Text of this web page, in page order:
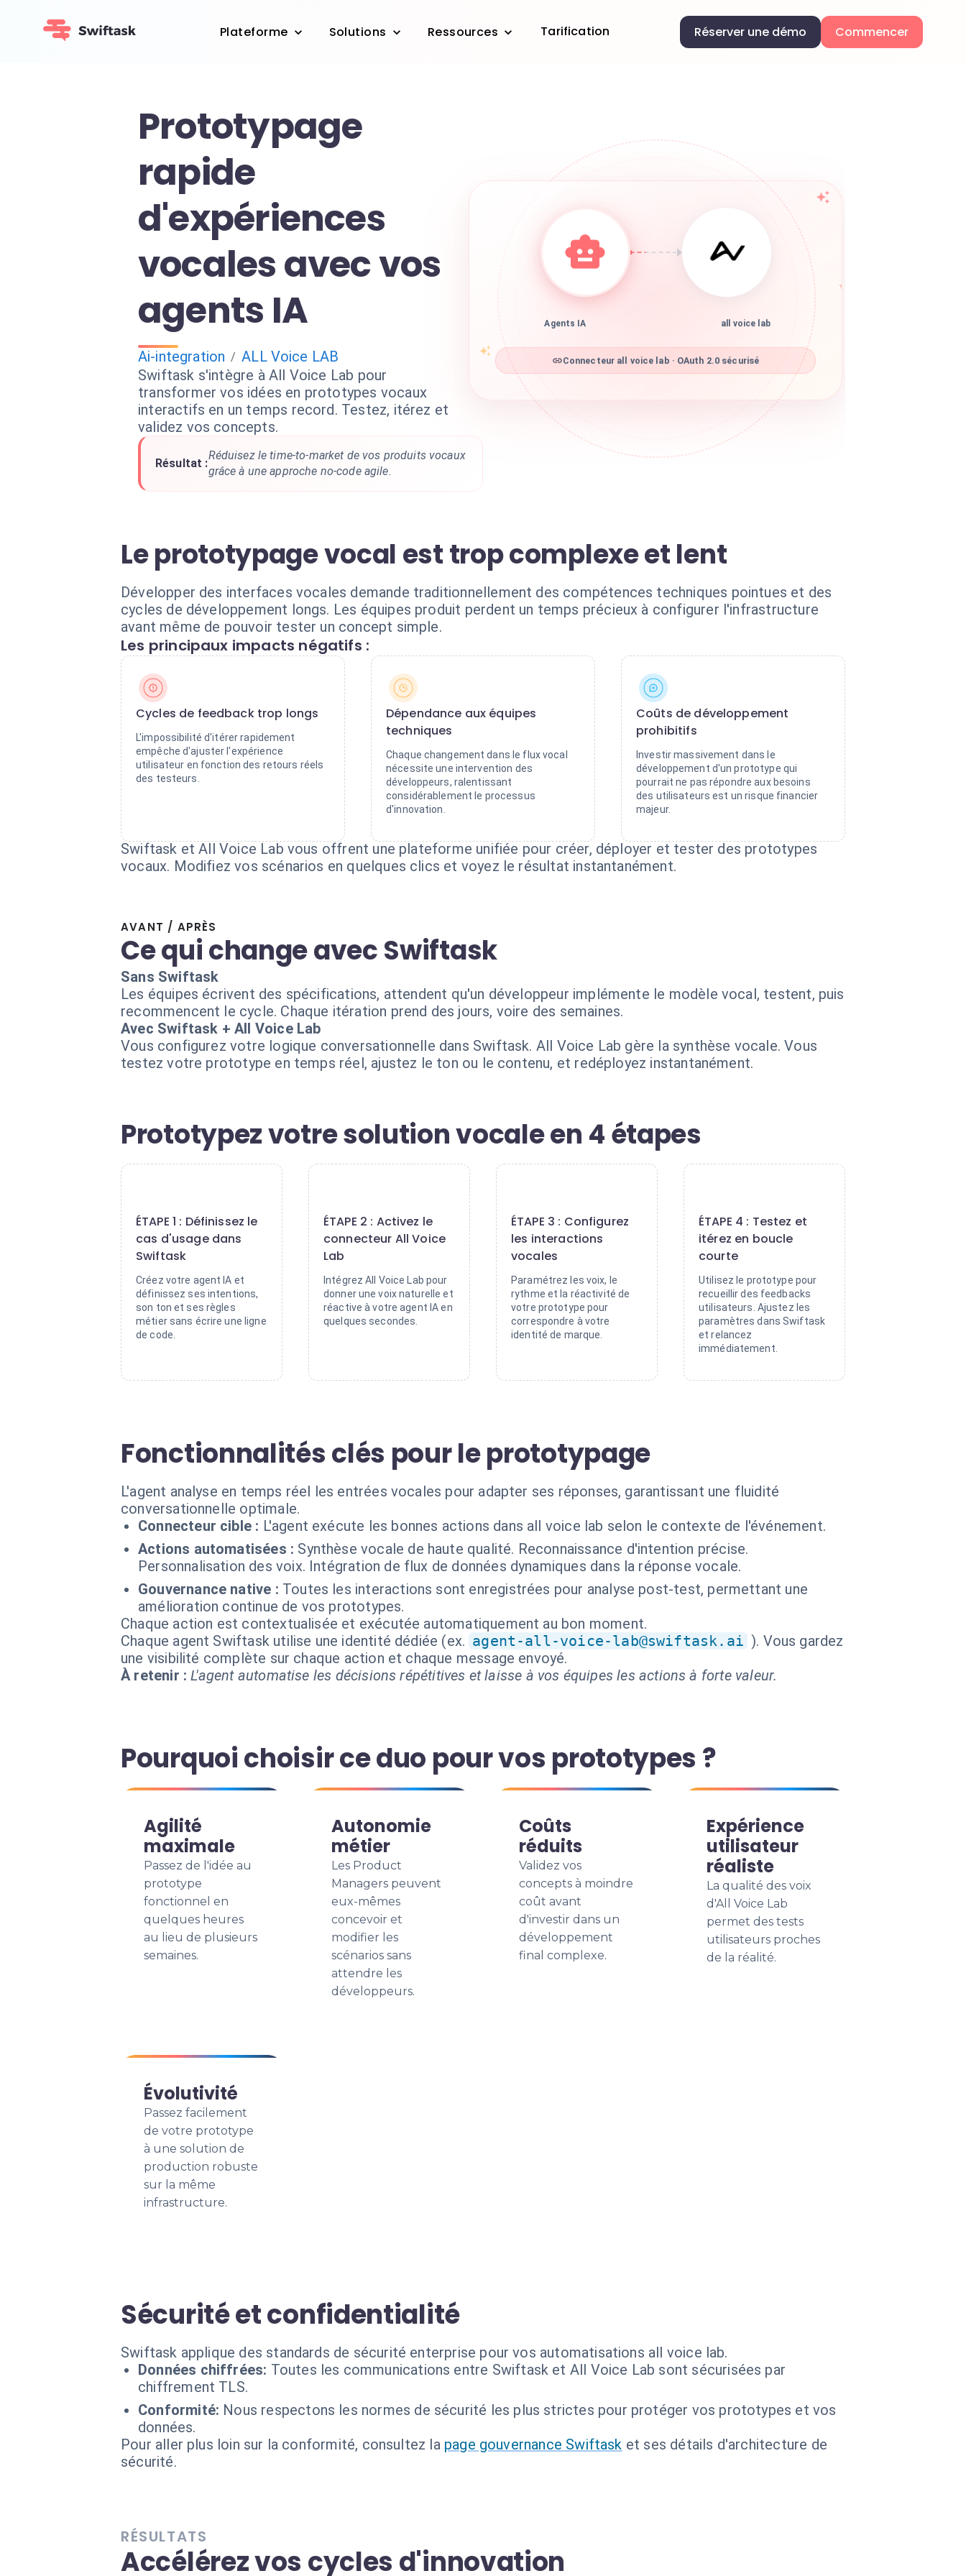
Plateforme Solutions Ressources Tarification Réserver une démo Commencer
Prototypage
rapide
d'expériences
vocales avec vos
agents IA
Ai-integration / ALL Voice LAB
Swiftask s'intègre à All Voice Lab pour
transformer vos idées en prototypes vocaux
interactifs en un temps record. Testez, itérez et
validez vos concepts.
Résultat :
Réduisez le time-to-market de vos produits vocaux
grâce à une approche no-code agile.
Agents IA all voice lab
Connecteur all voice lab · OAuth 2.0 sécurisé
Le prototypage vocal est trop complexe et lent
Développer des interfaces vocales demande traditionnellement des compétences techniques pointues et des
cycles de développement longs. Les équipes produit perdent un temps précieux à configurer l'infrastructure
avant même de pouvoir tester un concept simple.
Les principaux impacts négatifs :
Cycles de feedback trop longs
L'impossibilité d'itérer rapidement
empêche d'ajuster l'expérience
utilisateur en fonction des retours réels
des testeurs.
Dépendance aux équipes
techniques
Chaque changement dans le flux vocal
nécessite une intervention des
développeurs, ralentissant
considérablement le processus
d'innovation.
Coûts de développement
prohibitifs
Investir massivement dans le
développement d'un prototype qui
pourrait ne pas répondre aux besoins
des utilisateurs est un risque financier
majeur.
Swiftask et All Voice Lab vous offrent une plateforme unifiée pour créer, déployer et tester des prototypes
vocaux. Modifiez vos scénarios en quelques clics et voyez le résultat instantanément.
AVANT / APRÈS
Ce qui change avec Swiftask
Sans Swiftask
Les équipes écrivent des spécifications, attendent qu'un développeur implémente le modèle vocal, testent, puis
recommencent le cycle. Chaque itération prend des jours, voire des semaines.
Avec Swiftask + All Voice Lab
Vous configurez votre logique conversationnelle dans Swiftask. All Voice Lab gère la synthèse vocale. Vous
testez votre prototype en temps réel, ajustez le ton ou le contenu, et redéployez instantanément.
Prototypez votre solution vocale en 4 étapes
ÉTAPE 1 : Définissez le
cas d'usage dans
Swiftask
Créez votre agent IA et
définissez ses intentions,
son ton et ses règles
métier sans écrire une ligne
de code.
ÉTAPE 2 : Activez le
connecteur All Voice
Lab
Intégrez All Voice Lab pour
donner une voix naturelle et
réactive à votre agent IA en
quelques secondes.
ÉTAPE 3 : Configurez
les interactions
vocales
Paramétrez les voix, le
rythme et la réactivité de
votre prototype pour
correspondre à votre
identité de marque.
ÉTAPE 4 : Testez et
itérez en boucle
courte
Utilisez le prototype pour
recueillir des feedbacks
utilisateurs. Ajustez les
paramètres dans Swiftask
et relancez
immédiatement.
Fonctionnalités clés pour le prototypage
L'agent analyse en temps réel les entrées vocales pour adapter ses réponses, garantissant une fluidité
conversationnelle optimale.
Connecteur cible : L'agent exécute les bonnes actions dans all voice lab selon le contexte de l'événement.
Actions automatisées : Synthèse vocale de haute qualité. Reconnaissance d'intention précise.
Personnalisation des voix. Intégration de flux de données dynamiques dans la réponse vocale.
Gouvernance native : Toutes les interactions sont enregistrées pour analyse post-test, permettant une
amélioration continue de vos prototypes.
Chaque action est contextualisée et exécutée automatiquement au bon moment.
Chaque agent Swiftask utilise une identité dédiée (ex. agent-all-voice-lab@swiftask.ai ). Vous gardez
une visibilité complète sur chaque action et chaque message envoyé.
À retenir : L'agent automatise les décisions répétitives et laisse à vos équipes les actions à forte valeur.
Pourquoi choisir ce duo pour vos prototypes ?
Agilité
maximale
Passez de l'idée au
prototype
fonctionnel en
quelques heures
au lieu de plusieurs
semaines.
Autonomie
métier
Les Product
Managers peuvent
eux-mêmes
concevoir et
modifier les
scénarios sans
attendre les
développeurs.
Coûts
réduits
Validez vos
concepts à moindre
coût avant
d'investir dans un
développement
final complexe.
Expérience
utilisateur
réaliste
La qualité des voix
d'All Voice Lab
permet des tests
utilisateurs proches
de la réalité.
Évolutivité
Passez facilement
de votre prototype
à une solution de
production robuste
sur la même
infrastructure.
Sécurité et confidentialité
Swiftask applique des standards de sécurité enterprise pour vos automatisations all voice lab.
Données chiffrées: Toutes les communications entre Swiftask et All Voice Lab sont sécurisées par
chiffrement TLS.
Conformité: Nous respectons les normes de sécurité les plus strictes pour protéger vos prototypes et vos
données.
Pour aller plus loin sur la conformité, consultez la page gouvernance Swiftask et ses détails d'architecture de
sécurité.
RÉSULTATS
Accélérez vos cycles d'innovation